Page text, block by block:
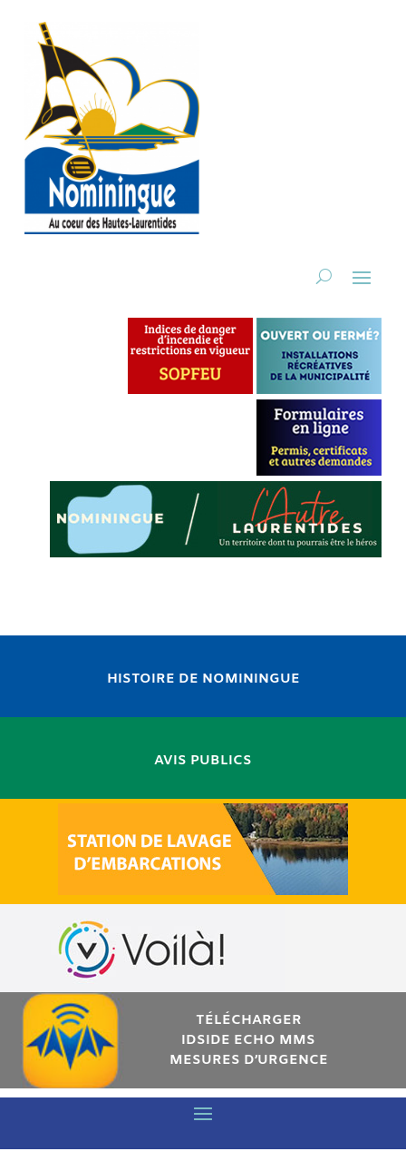
HISTOIRE DE NOMININGUE
AVIS PUBLICS
TÉLÉCHARGER
IDSIDE ECHO MMS
MESURES D’URGENCE